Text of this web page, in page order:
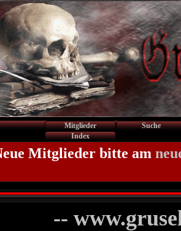
Mitglieder
Suche
Index
Mitglieder bitte am
--